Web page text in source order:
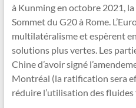
à Kunming en octobre 2021,
Sommet du G20 à Rome.
multilatéralisme et espèrent
solutions plus vertes. Les
Chine d’avoir signé
Montréal (la ratification sera
réduire l’utilisation des